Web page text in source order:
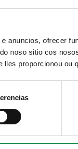
anuncios, ofrecer
noso sitio cos
lles proporcionou